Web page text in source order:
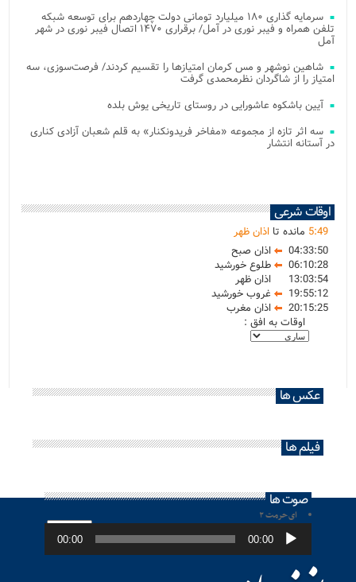
سرمایه گذاری ۱۸۰ میلیارد تومانی دولت چهاردهم برای توسعه شبکه
تلفن همراه و فیبر نوری در آمل/ برقراری ۱۴۷۰ اتصال فیبر نوری در شهر
آمل
شاهین نوشهر و مس کرمان امتیازها را تقسیم کردند/ فرصت‌سوزی، سه
امتیاز را از شاگردان نظرمحمدی گرفت
آیین باشکوه عاشورایی در روستای تاریخی یوش بلده
سه اثر تازه از مجموعه «مفاخر فریدونکنار» به قلم شعبان آزادی کناری
در آستانه انتشار
اوقات شرعی
5:49 مانده تااذان ظهر
04:33:50
اذان صبح
06:10:28
طلوع خورشید
13:03:54
اذان ظهر
19:55:12
غروب خورشید
20:15:25
اذان مغرب
اوقات به افق :
عکس ها
فیلم ها
صوت ها
ای حرمت ۲
پخش‌کننده
صوت 00:00
00:00